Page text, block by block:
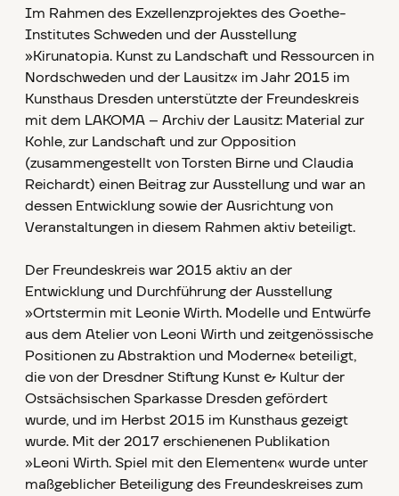
Im Rahmen des Exzellenzprojektes des Goethe-
Institutes Schweden und der Ausstellung
»Kirunatopia. Kunst zu Landschaft und Ressourcen in
Nordschweden und der Lausitz« im Jahr 2015 im
Kunsthaus Dresden unterstützte der Freundeskreis
mit dem LAKOMA – Archiv der Lausitz: Material zur
Kohle, zur Landschaft und zur Opposition
(zusammengestellt von Torsten Birne und Claudia
Reichardt) einen Beitrag zur Ausstellung und war an
dessen Entwicklung sowie der Ausrichtung von
Veranstaltungen in diesem Rahmen aktiv beteiligt.
Der Freundeskreis war 2015 aktiv an der
Entwicklung und Durchführung der Ausstellung
»Ortstermin mit Leonie Wirth. Modelle und Entwürfe
aus dem Atelier von Leoni Wirth und zeitgenössische
Positionen zu Abstraktion und Moderne« beteiligt,
die von der Dresdner Stiftung Kunst & Kultur der
Ostsächsischen Sparkasse Dresden gefördert
wurde, und im Herbst 2015 im Kunsthaus gezeigt
wurde. Mit der 2017 erschienenen Publikation
»Leoni Wirth. Spiel mit den Elementen« wurde unter
maßgeblicher Beteiligung des Freundeskreises zum